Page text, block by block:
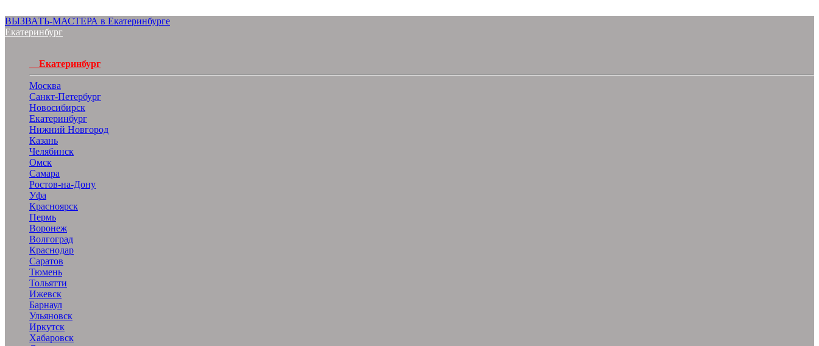
ВЫЗВАТЬ-МАСТЕРА в Екатеринбурге
Екатеринбург
Екатеринбург
Москва
Санкт-Петербург
Новосибирск
Екатеринбург
Нижний Новгород
Казань
Челябинск
Омск
Самара
Ростов-на-Дону
Уфа
Красноярск
Пермь
Воронеж
Волгоград
Краснодар
Саратов
Тюмень
Тольятти
Ижевск
Барнаул
Ульяновск
Иркутск
Хабаровск